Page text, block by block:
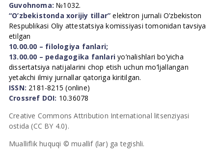
Guvohnoma: №1032.
“O’zbekistonda xorijiy tillar” elektron jurnali O’zbekiston
Respublikasi Oliy attestatsiya komissiyasi tomonidan tavsiya
etilgan
10.00.00 – filologiya fanlari;
13.00.00 – pedagogika fanlari yo’nalishlari bo’yicha
dissertatsiya natijalarini chop etish uchun mo’ljallangan
yetakchi ilmiy jurnallar qatoriga kiritilgan.
ISSN: 2181-8215 (online)
Crossref DOI: 10.36078
Creative Commons Attribution International litsenziyasi
ostida (CC BY 4.0).
Mualliflik huquqi © muallif (lar) ga tegishli.